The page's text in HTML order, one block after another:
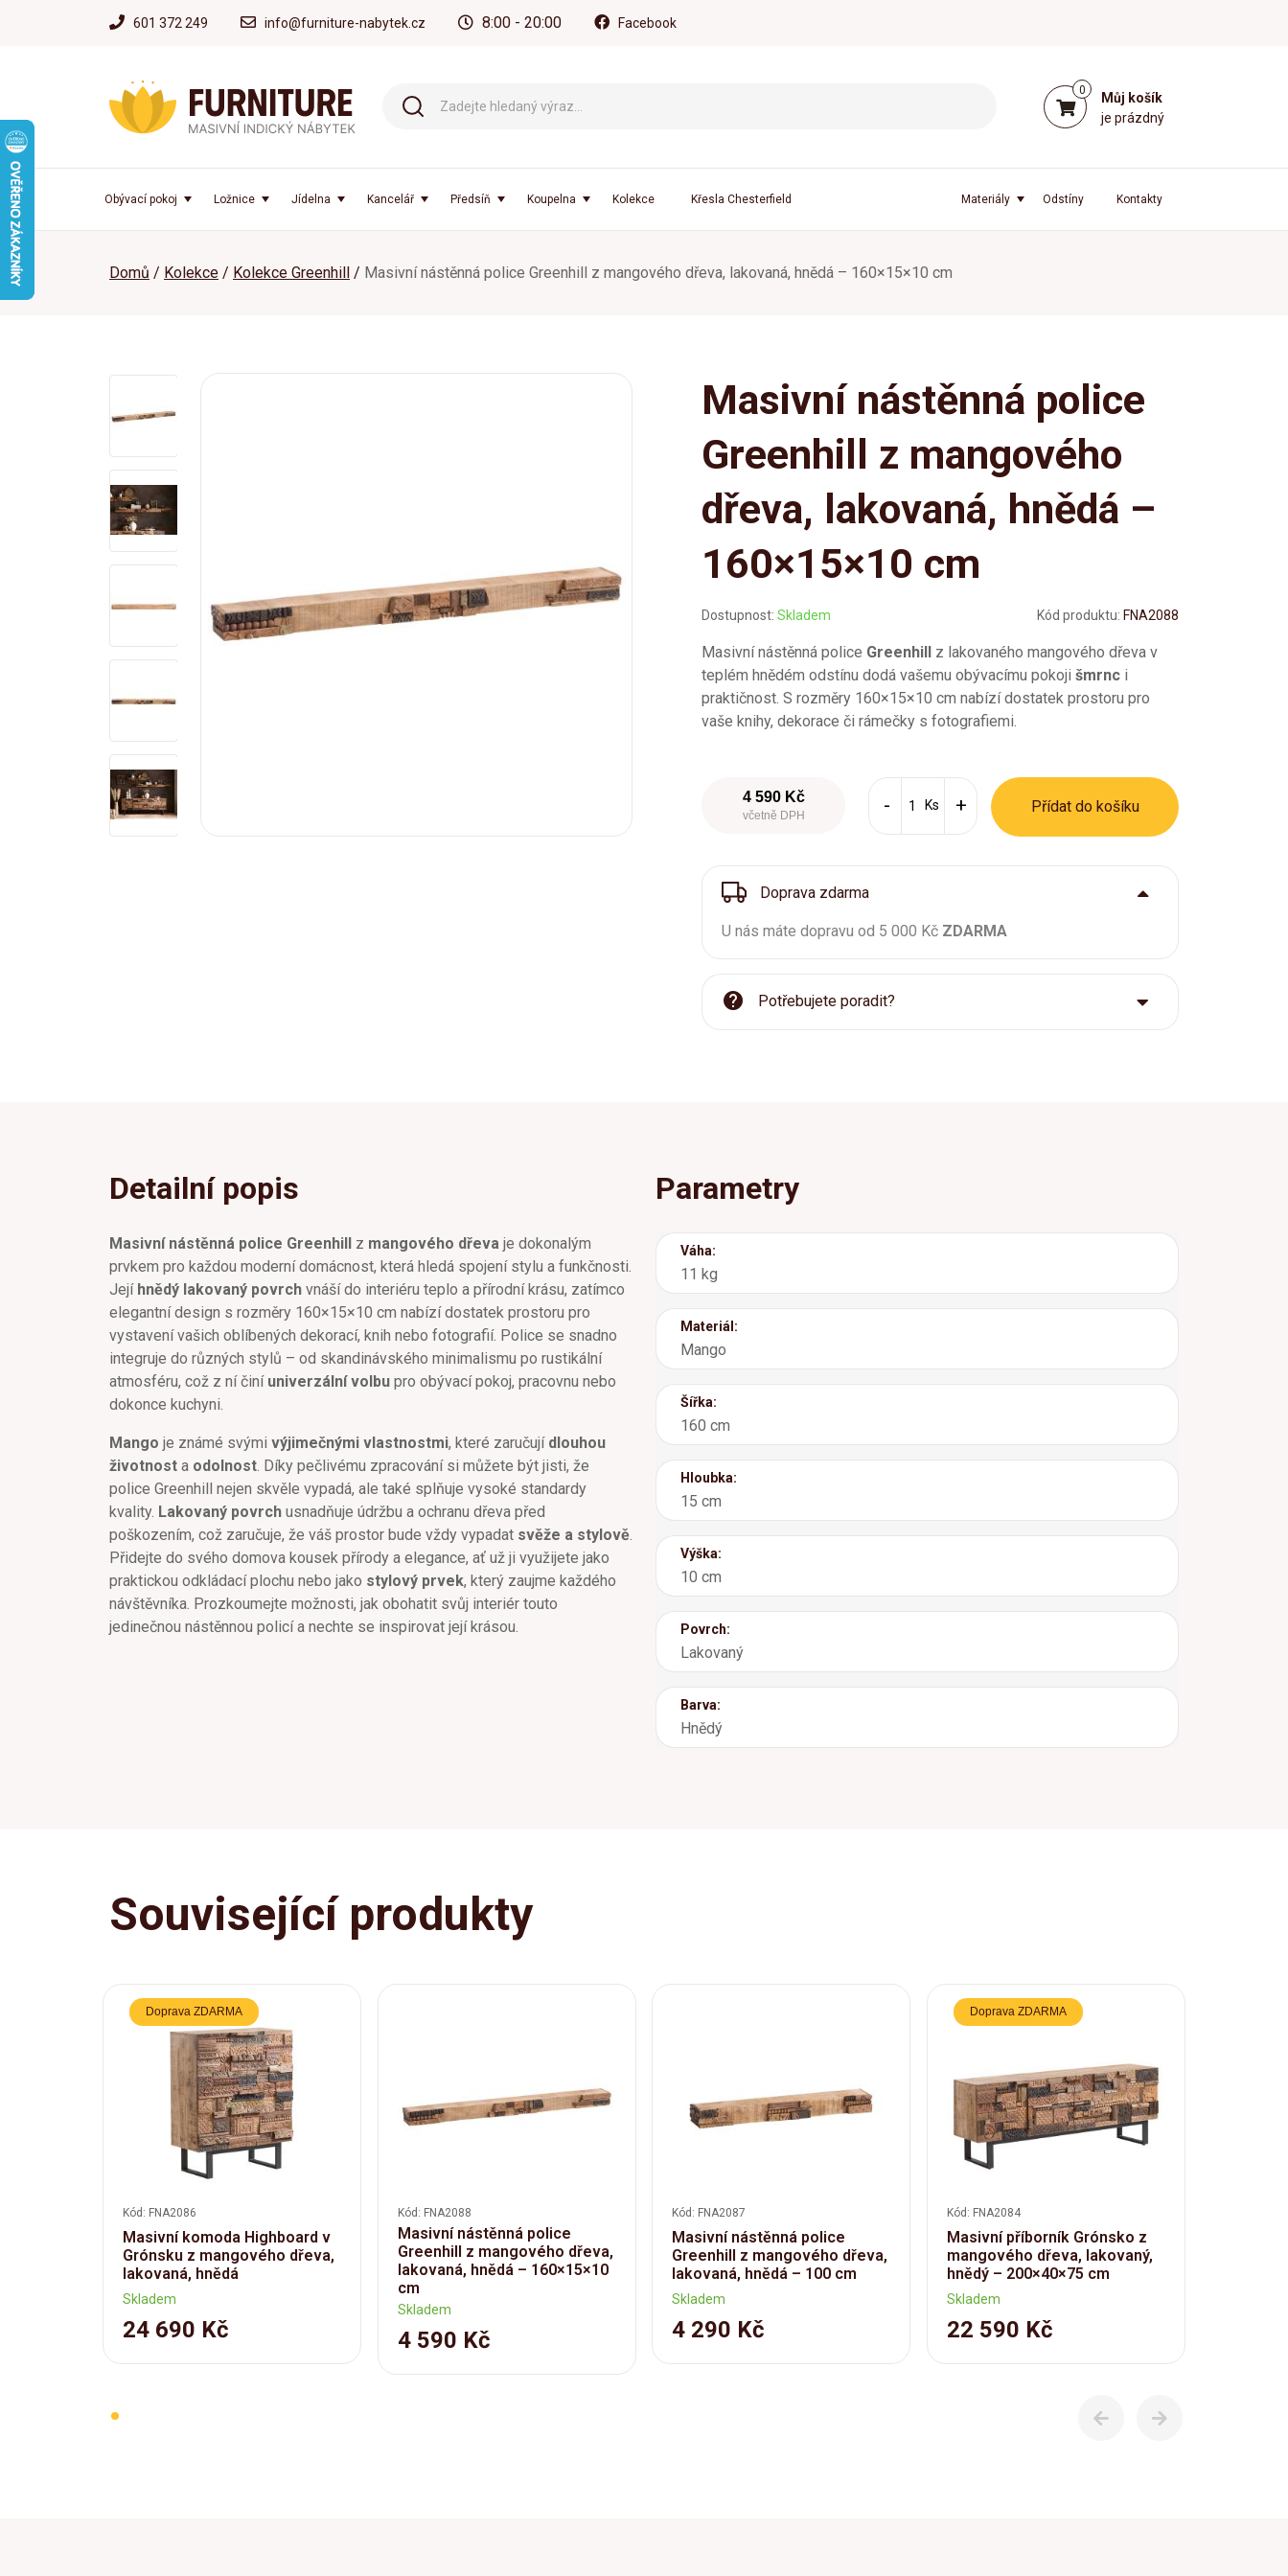
601 372 249 info@furniture-nabytek.cz 8:00 - 20:00 Facebook
0
Můj košík
je prázdný
Obývací pokoj Ložnice Jídelna Kancelář Předsíň Koupelna Kolekce Křesla Chesterfield Kontakty
Odstíny
Materiály
Domů Kolekce Kolekce Greenhill Masivní nástěnná police Greenhill z mangového dřeva, lakovaná, hnědá – 160×15×10 cm
Masivní nástěnná police
Greenhill z mangového
dřeva, lakovaná, hnědá –
160×15×10 cm
Dostupnost: Skladem Kód produktu: FNA2088
Masivní nástěnná police Greenhill z lakovaného mangového dřeva v
teplém hnědém odstínu dodá vašemu obývacímu pokoji šmrnc i
praktičnost. S rozměry 160×15×10 cm nabízí dostatek prostoru pro
vaše knihy, dekorace či rámečky s fotografiemi.
4 590 Kč
včetně DPH
Ks Přídat do košíku
Doprava zdarma
U nás máte dopravu od 5 000 Kč ZDARMA
Potřebujete poradit?
Detailní popis
Masivní nástěnná police Greenhill z mangového dřeva je dokonalým
prvkem pro každou moderní domácnost, která hledá spojení stylu a funkčnosti.
Její hnědý lakovaný povrch vnáší do interiéru teplo a přírodní krásu, zatímco
elegantní design s rozměry 160×15×10 cm nabízí dostatek prostoru pro
vystavení vašich oblíbených dekorací, knih nebo fotografií. Police se snadno
integruje do různých stylů – od skandinávského minimalismu po rustikální
atmosféru, což z ní činí univerzální volbu pro obývací pokoj, pracovnu nebo
dokonce kuchyni.
Mango je známé svými výjimečnými vlastnostmi, které zaručují dlouhou
životnost a odolnost . Díky pečlivému zpracování si můžete být jisti, že
police Greenhill nejen skvěle vypadá, ale také splňuje vysoké standardy
kvality. Lakovaný povrch usnadňuje údržbu a ochranu dřeva před
poškozením, což zaručuje, že váš prostor bude vždy vypadat svěže a stylově
Přidejte do svého domova kousek přírody a elegance, ať už ji využijete jako
praktickou odkládací plochu nebo jako stylový prvek, který zaujme každého
návštěvníka. Prozkoumejte možnosti, jak obohatit svůj interiér touto
jedinečnou nástěnnou policí a nechte se inspirovat její krásou.
Parametry
Váha:
11 kg
Materiál:
Mango
Šířka:
160 cm
Hloubka:
15 cm
Výška:
10 cm
Povrch:
Lakovaný
Barva:
Hnědý
Související produkty
Doprava ZDARMA
Kód: FNA2086
Masivní komoda Highboard v
Grónsku z mangového dřeva,
lakovaná, hnědá
Skladem
24 690 Kč
Kód: FNA2088
Masivní nástěnná police
Greenhill z mangového dřeva,
lakovaná, hnědá – 160×15×10
cm
Skladem
4 590 Kč
Kód: FNA2087
Masivní nástěnná police
Greenhill z mangového dřeva,
lakovaná, hnědá – 100 cm
Skladem
4 290 Kč
Doprava ZDARMA
Kód: FNA2084
Masivní příborník Grónsko z
mangového dřeva, lakovaný,
hnědý – 200×40×75 cm
Skladem
22 590 Kč